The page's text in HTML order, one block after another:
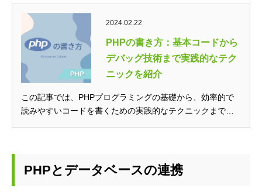
2024.02.22
PHPの書き方：基本コードから
デバッグ技術まで実践的なテク
ニックを紹介
この記事では、PHPプログラミングの基礎から、効率的で
読みやすいコードを書くための実践的なテクニックまでを
PHPとデータベースの連携